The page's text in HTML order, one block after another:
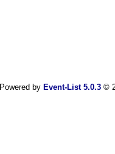
Powered by Event-List 5.0.3©